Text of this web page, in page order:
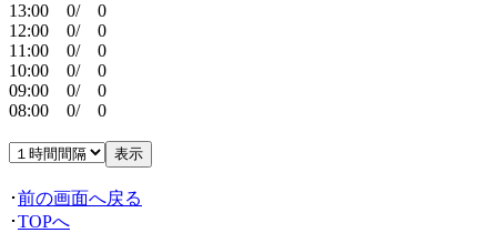
13:00 0/ 0
12:00 0/ 0
11:00 0/ 0
10:00 0/ 0
09:00 0/ 0
08:00 0/ 0
･前の画面へ戻る
･TOPへ